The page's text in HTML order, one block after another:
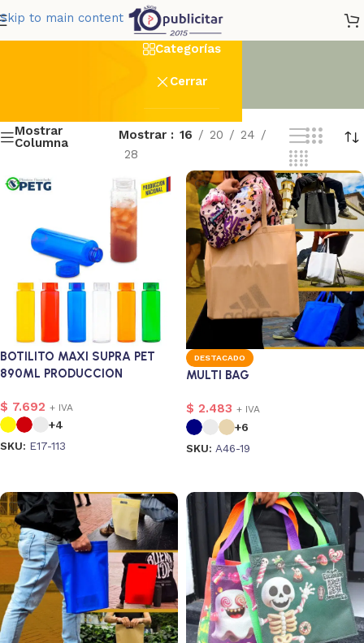
Skip to main content
Producción Nacional
Categorías
Cerrar
Mostrar
Columna
Mostrar 16 20
24
28
BOTILITO MAXI SUPRA PET
890ML PRODUCCION
$ 7.692 + IVA
+4
SKU: E17-113
DESTACADO
MULTI BAG
$ 2.483 + IVA
+6
SKU: A46-19